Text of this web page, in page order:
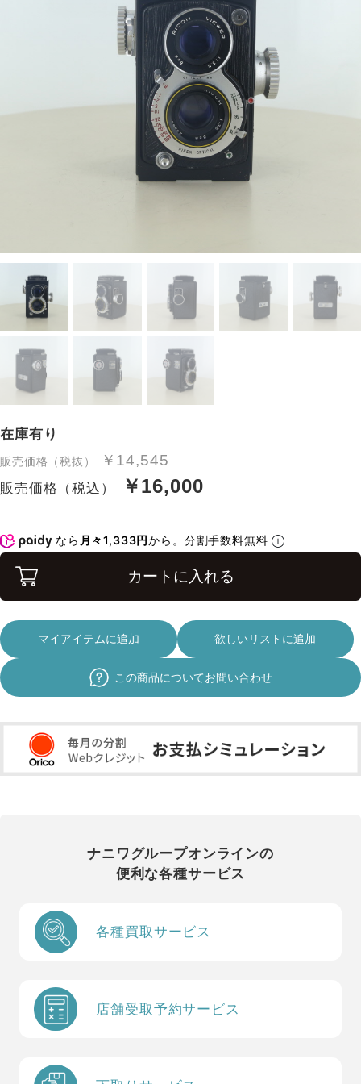
在庫有り
販売価格（税抜） ￥14,545
販売価格（税込） ￥16,000
なら 月々1,333円から。分割手数料無料
カートに入れる
マイアイテムに追加 欲しいリストに追加
この商品についてお問い合わせ
ナニワグループオンラインの
便利な各種サービス
各種買取サービス
店舗受取予約サービス